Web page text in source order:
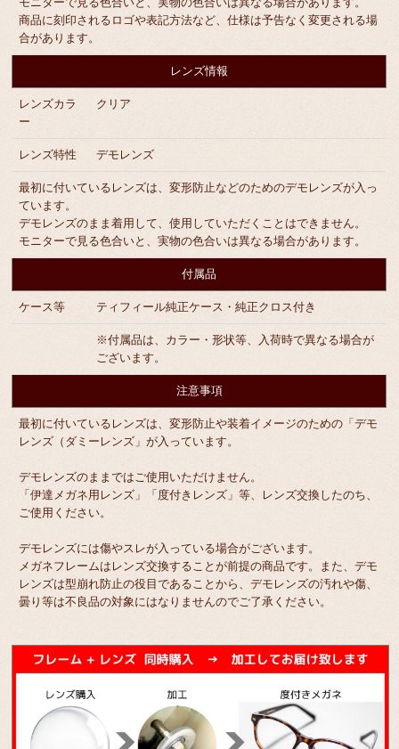
商品に刻印されるロゴや表記方法など、仕様は予告なく変更される場
合があります。
レンズ情報
レンズカラ
ー
クリア
レンズ特性 デモレンズ
最初に付いているレンズは、変形防止などのためのデモレンズが入っ
ています。
デモレンズのまま着用して、使用していただくことはできません。
モニターで見る色合いと、実物の色合いは異なる場合があります。
付属品
ケース等 ティフィール純正ケース・純正クロス付き
※付属品は、カラー・形状等、入荷時で異なる場合が
ございます。
注意事項
最初に付いているレンズは、変形防止や装着イメージのための「デモ
レンズ（ダミーレンズ」が入っています。
デモレンズのままではご使用いただけません。
「伊達メガネ用レンズ」「度付きレンズ」等、レンズ交換したのち、
ご使用ください。
デモレンズには傷やスレが入っている場合がございます。
メガネフレームはレンズ交換することが前提の商品です。また、デモ
レンズは型崩れ防止の役目であることから、デモレンズの汚れや傷、
曇り等は不良品の対象にはなりませんのでご了承ください。